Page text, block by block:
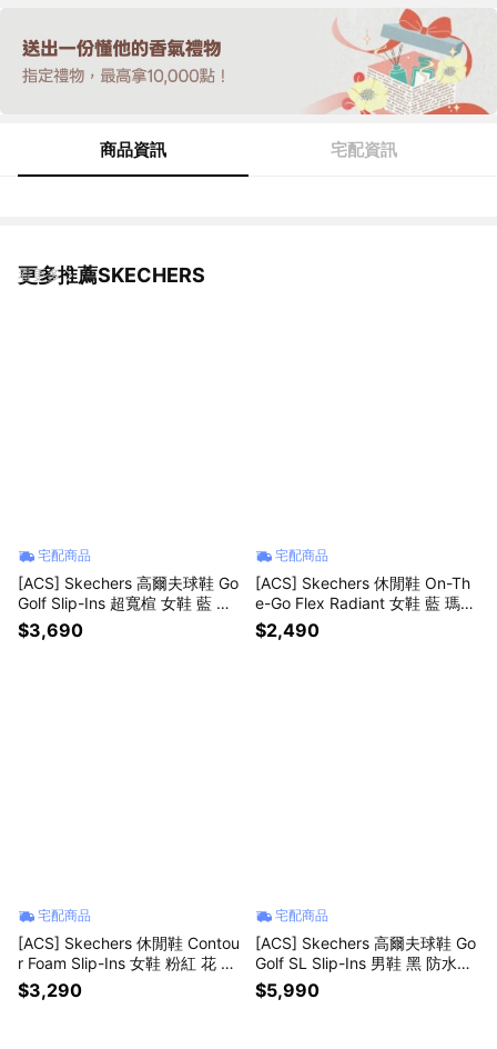
商品資訊 宅配資訊
更多推薦SKECHERS
看更多
宅配商品
[ACS] Skechers 高爾夫球鞋 Go
Golf Slip-Ins 超寬楦 女鞋 藍 防
潑水 輕量 123131WNVLB
$3,690
宅配商品
[ACS] Skechers 休閒鞋 On-Th
e-Go Flex Radiant 女鞋 藍 瑪莉
珍鞋 黏扣帶 138530NVY
$2,490
宅配商品
[ACS] Skechers 休閒鞋 Contou
r Foam Slip-Ins 女鞋 粉紅 花 運
動鞋 150843ROS
$3,290
宅配商品
[ACS] Skechers 高爾夫球鞋 Go
Golf SL Slip-Ins 男鞋 黑 防水鞋
面 無釘 214126BLK
$5,990